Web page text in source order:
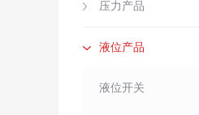
压力产品
液位产品
液位开关